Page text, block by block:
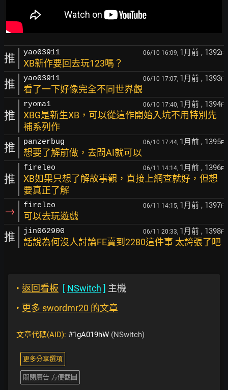
推 yao03911 06/10 16:09, 1月前 , 1392F
XB新作要回去玩123嗎？
推 yao03911 06/10 17:07, 1月前 , 1393F
看了一下好像完全不同世界觀
推
ryoma1 06/10 17:40, 1月前 , 1394F
XBG是新生XB，可以從這作開始入坑不用特別先
補系列作
推 panzerbug 06/10 17:44, 1月前 , 1395F
想要了解前做，去問AI就可以
推
fireleo 06/11 14:14, 1月前 , 1396F
XB如果只想了解故事觀，直接上網查就好，但想
要真正了解
→ fireleo 06/11 14:15, 1月前 , 1397F
可以去玩遊戲
推 jin062900 06/11 20:33, 1月前 , 1398F
話說為何沒人討論FE賣到2280這件事 太誇張了吧
‣ 返回看板 [ NSwitch ] 主機
‣ 更多 swordmr20 的文章
文章代碼(AID): #1gA019hW (NSwitch)
更多分享選項
關閉廣告 方便截圖